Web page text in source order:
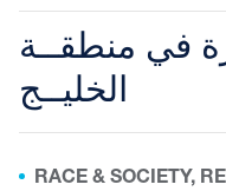
main
content
في منطقــة
الخليــج
RACE & SOCIETY,